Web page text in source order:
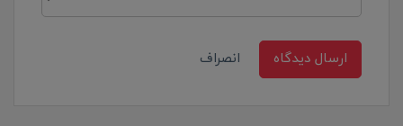
ارسال دیدگاه انصراف